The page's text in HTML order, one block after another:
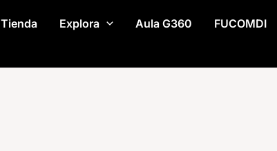
Tienda Explora Aula G360 FUCOMDI